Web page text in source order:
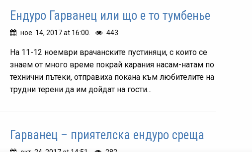
Ендуро Гарванец или що е то тумбенье
ное. 14, 2017 at 16:00. 443
На 11-12 ноември врачанските пустиняци, с които се
знаем от много време покрай карания насам-натам по
технични пътеки, отправиха покана към любителите на
трудни терени да им дойдат на гости...
Гарванец – приятелска ендуро среща
окт. 24, 2017 at 14:51. 282